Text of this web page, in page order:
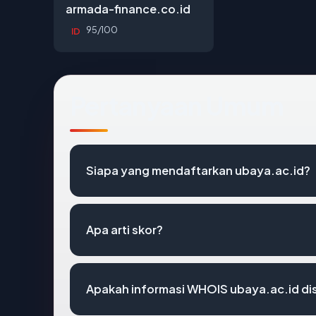
armada-finance.co.id
ID 95/100
Siapa yang mendaftarkan ubaya.ac.id?
Apa arti skor?
Apakah informasi WHOIS ubaya.ac.id